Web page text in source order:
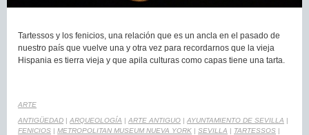
Tartessos y los fenicios, una relación que es un ancla en el pasado de
nuestro país que vuelve una y otra vez para recordarnos que la vieja
Hispania es tierra vieja y que apila culturas como capas tiene una tarta.
ARTE
ANTIGÜEDAD | ARQUEOLOGÍA | ARTE ANTIGUO | AYUNTAMIENTO DE SEVILLA |
FENICIOS | METROPOLITAN MUSEUM NUEVA YORK | SEVILLA | TARTESSOS |